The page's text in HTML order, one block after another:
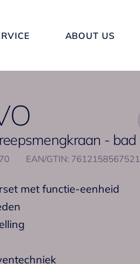
ABOUT US
- bad
EAN/GTIN: 7612158567521
met functie-eenheid